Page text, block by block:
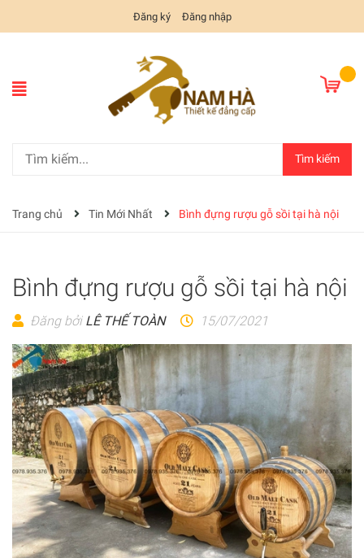
Đăng ký Đăng nhập
Tìm kiếm
Trang chủ Tin Mới Nhất Bình đựng rượu gỗ sồi tại hà nội
Bình đựng rượu gỗ sồi tại hà nội
Đăng bởi LÊ THẾ TOÀN 15/07/2021